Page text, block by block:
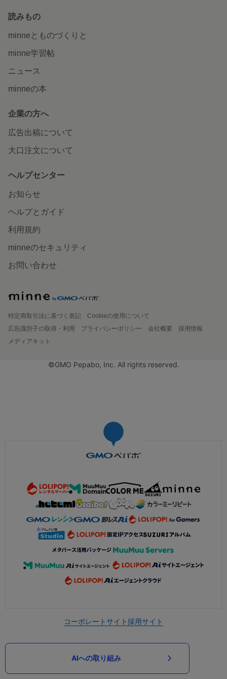
読みもの
minneとものづくりと
minne学習帖
ニュース
minneの本
企業の方へ
広告出稿について
大口注文について
ヘルプセンター
お知らせ
ヘルプとガイド
利用規約
minneのセキュリティ
お問い合わせ
特定商取引法に基づく表記
Cookieの使用について
広告識別子の取得・利用
プライバシーポリシー 会社概要
採用情報
メディアキット
©GMO Pepabo, Inc. All rights reserved.
コーポレートサイト採用サイト
AIへの取り組み